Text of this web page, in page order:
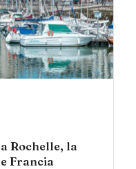
Rochelle, la
Francia